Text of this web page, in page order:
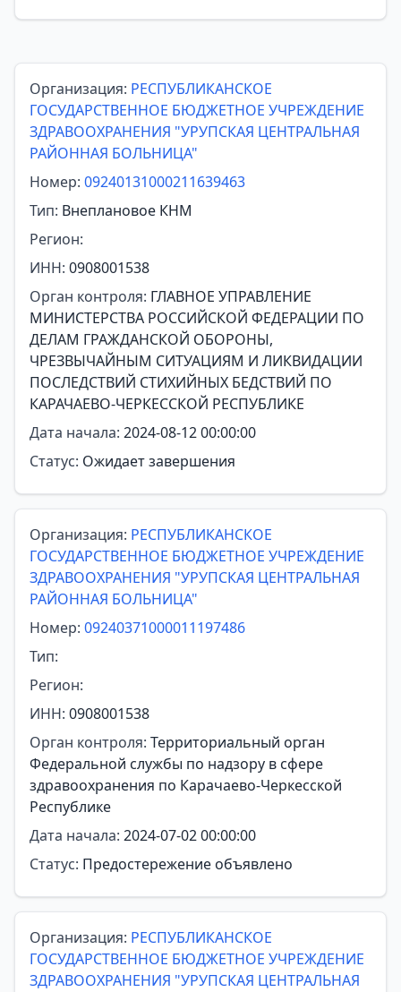
Организация: РЕСПУБЛИКАНСКОЕ
ГОСУДАРСТВЕННОЕ БЮДЖЕТНОЕ УЧРЕЖДЕНИЕ
ЗДРАВООХРАНЕНИЯ "УРУПСКАЯ ЦЕНТРАЛЬНАЯ
РАЙОННАЯ БОЛЬНИЦА"
Номер: 09240131000211639463
Тип: Внеплановое КНМ
Регион:
ИНН: 0908001538
Орган контроля: ГЛАВНОЕ УПРАВЛЕНИЕ
МИНИСТЕРСТВА РОССИЙСКОЙ ФЕДЕРАЦИИ ПО
ДЕЛАМ ГРАЖДАНСКОЙ ОБОРОНЫ,
ЧРЕЗВЫЧАЙНЫМ СИТУАЦИЯМ И ЛИКВИДАЦИИ
ПОСЛЕДСТВИЙ СТИХИЙНЫХ БЕДСТВИЙ ПО
КАРАЧАЕВО-ЧЕРКЕССКОЙ РЕСПУБЛИКЕ
Дата начала: 2024-08-12 00:00:00
Статус: Ожидает завершения
Организация: РЕСПУБЛИКАНСКОЕ
ГОСУДАРСТВЕННОЕ БЮДЖЕТНОЕ УЧРЕЖДЕНИЕ
ЗДРАВООХРАНЕНИЯ "УРУПСКАЯ ЦЕНТРАЛЬНАЯ
РАЙОННАЯ БОЛЬНИЦА"
Номер: 09240371000011197486
Тип:
Регион:
ИНН: 0908001538
Орган контроля: Территориальный орган
Федеральной службы по надзору в сфере
здравоохранения по Карачаево-Черкесской
Республике
Дата начала: 2024-07-02 00:00:00
Статус: Предостережение объявлено
Организация: РЕСПУБЛИКАНСКОЕ
ГОСУДАРСТВЕННОЕ БЮДЖЕТНОЕ УЧРЕЖДЕНИЕ
ЗДРАВООХРАНЕНИЯ "УРУПСКАЯ ЦЕНТРАЛЬНАЯ